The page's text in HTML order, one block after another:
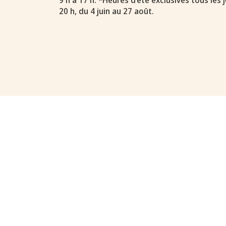
20 h, du 4 juin au 27 août.